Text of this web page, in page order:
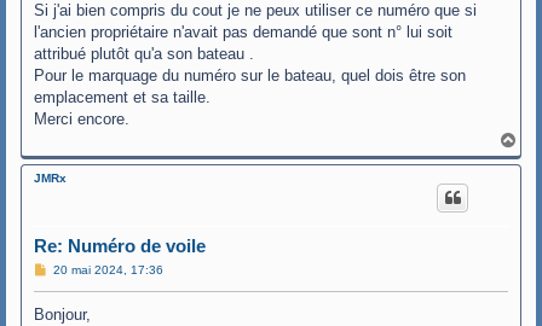
Si j'ai bien compris du cout je ne peux utiliser ce numéro que si
l'ancien propriétaire n'avait pas demandé que sont n° lui soit
attribué plutôt qu'a son bateau .
Pour le marquage du numéro sur le bateau, quel dois être son
emplacement et sa taille.
Merci encore.
a
u
JMRx
Re: Numéro de voile
M
s
20 mai 2024, 17:36
Bonjour,